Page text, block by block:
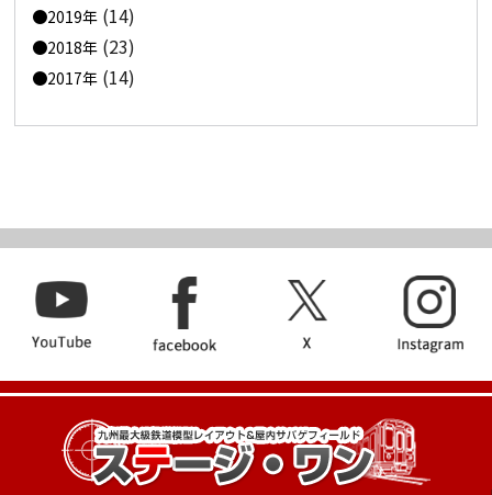
2019年 (14)
2018年 (23)
2017年 (14)